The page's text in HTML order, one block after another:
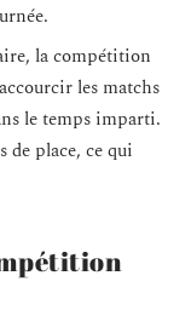
la compétition
les matchs
le temps imparti.
de place, ce qui